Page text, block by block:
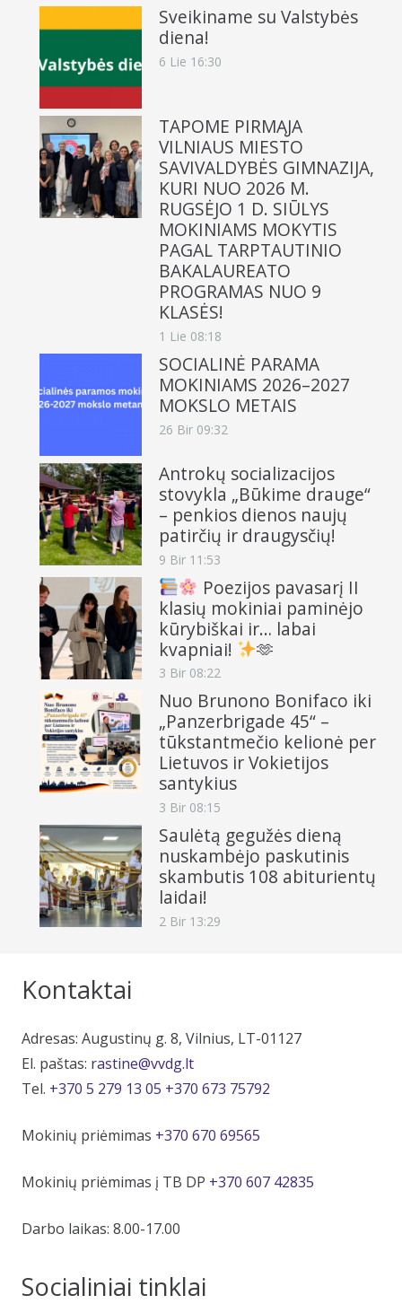
Sveikiname su Valstybės
diena!
6 Lie 16:30
TAPOME PIRMĄJA
VILNIAUS MIESTO
SAVIVALDYBĖS GIMNAZIJA,
KURI NUO 2026 M.
RUGSĖJO 1 D. SIŪLYS
MOKINIAMS MOKYTIS
PAGAL TARPTAUTINIO
BAKALAUREATO
PROGRAMAS NUO 9
KLASĖS!
1 Lie 08:18
SOCIALINĖ PARAMA
MOKINIAMS 2026–2027
MOKSLO METAIS
26 Bir 09:32
Antrokų socializacijos
stovykla „Būkime drauge“
– penkios dienos naujų
patirčių ir draugysčių!
9 Bir 11:53
Poezijos pavasarį II
klasių mokiniai paminėjo
kūrybiškai ir… labai
kvapniai!
🫶
3 Bir 08:22
Nuo Brunono Bonifaco iki
„Panzerbrigade 45“ –
tūkstantmečio kelionė per
Lietuvos ir Vokietijos
santykius
3 Bir 08:15
Saulėtą gegužės dieną
nuskambėjo paskutinis
skambutis 108 abiturientų
laidai!
2 Bir 13:29
Kontaktai
Adresas: Augustinų g. 8, Vilnius, LT-01127
El. paštas: rastine@vvdg.lt
Tel. +370 5 279 13 05 +370 673 75792
Mokinių priėmimas +370 670 69565
Mokinių priėmimas į TB DP +370 607 42835
Darbo laikas: 8.00-17.00
Socialiniai tinklai